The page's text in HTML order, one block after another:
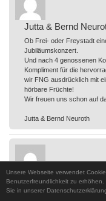
Unsere Webseite verwendet
Benutzerfreundlichkeit zu
Sie in unserer
Jutta & Bernd
Ob Frei- oder Freystadt
Jubiläumskonzert.
Und nach 4 genossenen
Kompliment für die
wir FNG ausdrücklich mit
hörbare Früchte!
Wir freuen uns schon auf
Jutta & Bernd Neuroth
Familie Wachsmann
Das Konzert war sehr